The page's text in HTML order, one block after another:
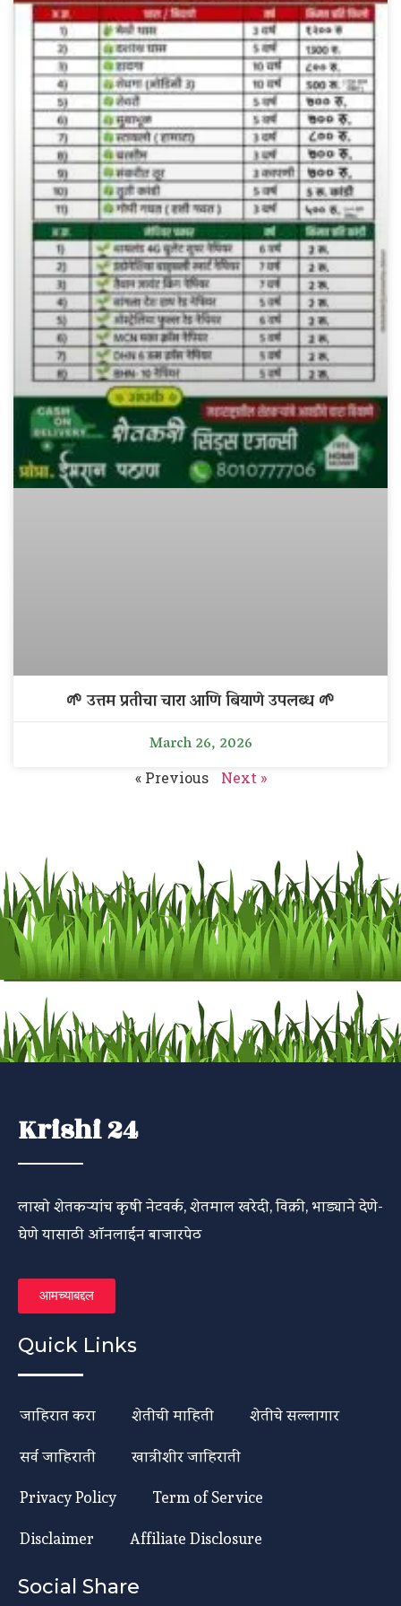
🌱 उत्तम प्रतीचा चारा आणि बियाणे उपलब्ध 🌱
March 26, 2026
« Previous Next »
Krishi 24
लाखो शेतकऱ्यांच कृषी नेटवर्क, शेतमाल खरेदी, विक्री, भाड्याने देणे-
घेणे यासाठी ऑनलाईन बाजारपेठ
आमच्याबद्दल
Quick Links
जाहिरात करा शेतीची माहिती
शेतीचे सल्लागार
सर्व जाहिराती
खात्रीशीर जाहिराती
Privacy Policy
Term of Service
Disclaimer
Affiliate Disclosure
Social Share